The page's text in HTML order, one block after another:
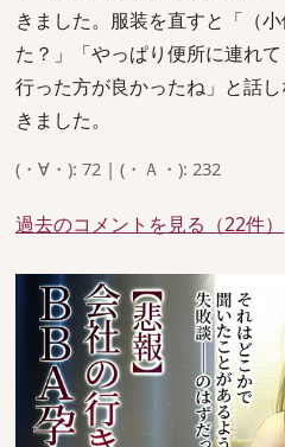
きました。服装を直すと「（
た？」「やっぱり便所に連れて
行った方が良かったね」と話
きました。
(・∀・): 72 | (・Ａ・): 232
過去のコメントを見る（22件）